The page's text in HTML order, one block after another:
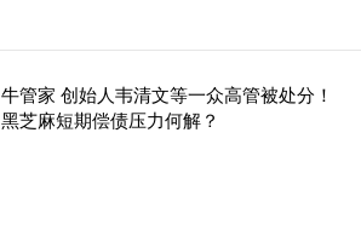
牛管家 创始人韦清文等一众高管被处分！
黑芝麻短期偿债压力何解？